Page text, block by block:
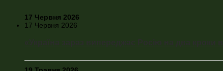
17 Червня 2026
17 Червня 2026